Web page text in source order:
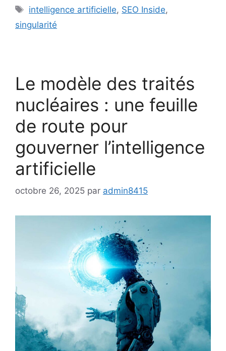
Étiquettes
intelligence artificielle, SEO Inside,
singularité
Le modèle des traités
nucléaires : une feuille
de route pour
gouverner l’intelligence
artificielle
octobre 26, 2025 par admin8415